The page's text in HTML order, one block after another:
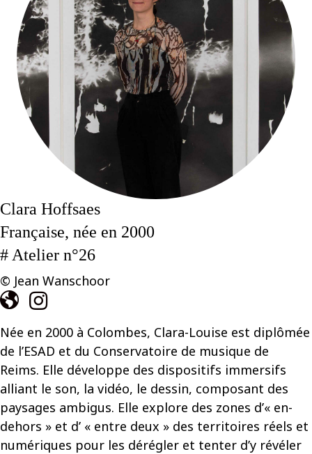
Clara Hoffsaes
Française, née en 2000
# Atelier n°26
© Jean Wanschoor
Née en 2000 à Colombes, Clara-Louise est diplômée
de l’ESAD et du Conservatoire de musique de
Reims. Elle développe des dispositifs immersifs
alliant le son, la vidéo, le dessin, composant des
paysages ambigus. Elle explore des zones d’« en-
dehors » et d’ « entre deux » des territoires réels et
numériques pour les dérégler et tenter d’y révéler